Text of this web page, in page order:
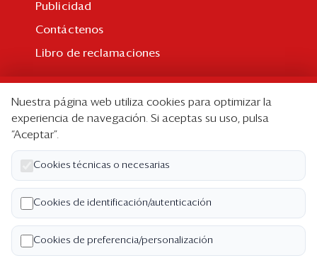
Publicidad
Contáctenos
Libro de reclamaciones
Suscripción individual
Paquetes corporativos
Edición Impresa
Nosotros
Quiénes somos
Código de ética
Nuestra página web utiliza cookies para optimizar la
experiencia de navegación. Si aceptas su uso, pulsa
“Aceptar”.
Cookies técnicas o necesarias
Cookies de identificación/autenticación
Cookies de preferencia/personalización